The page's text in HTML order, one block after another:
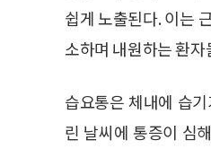
쉽게 노출된다. 이는
소하며 내원하는 환
습요통은 체내에 습
린 날씨에 통증이 심